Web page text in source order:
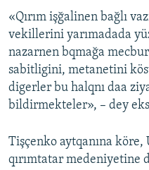
«Qırım işğalinen bağlı
vekillerini yarımadada
nazarnen bqmağa
sabitligini, metanetini
digerler bu halqnı daa
bildirmekteler», – dey
Tişçenko aytqanına
qırımtatar